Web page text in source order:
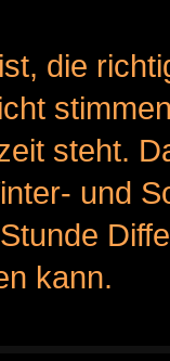
die
steht.
und
kann.